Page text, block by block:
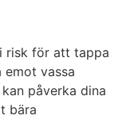
risk för att tappa
vassa
påverka dina
bära